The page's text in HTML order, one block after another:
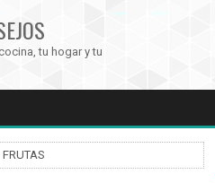
tu hogar y tu